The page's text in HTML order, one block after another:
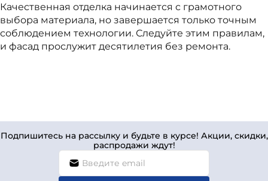
Качественная отделка начинается с грамотного
выбора материала, но завершается только точным
соблюдением технологии. Следуйте этим правилам,
и фасад прослужит десятилетия без ремонта.
Подпишитесь на рассылку и будьте в курсе! Акции, скидки,
распродажи ждут!